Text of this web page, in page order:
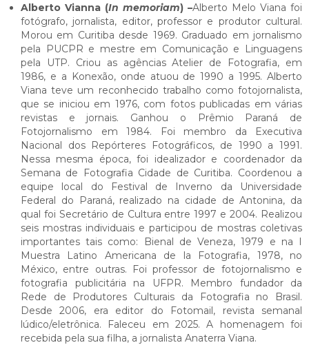
Alberto Vianna (In memoriam) –Alberto Melo Viana foi
fotógrafo, jornalista, editor, professor e produtor cultural.
Morou em Curitiba desde 1969. Graduado em jornalismo
pela PUCPR e mestre em Comunicação e Linguagens
pela UTP. Criou as agências Atelier de Fotografia, em
1986, e a Konexão, onde atuou de 1990 a 1995. Alberto
Viana teve um reconhecido trabalho como fotojornalista,
que se iniciou em 1976, com fotos publicadas em várias
revistas e jornais. Ganhou o Prêmio Paraná de
Fotojornalismo em 1984. Foi membro da Executiva
Nacional dos Repórteres Fotográficos, de 1990 a 1991.
Nessa mesma época, foi idealizador e coordenador da
Semana de Fotografia Cidade de Curitiba. Coordenou a
equipe local do Festival de Inverno da Universidade
Federal do Paraná, realizado na cidade de Antonina, da
qual foi Secretário de Cultura entre 1997 e 2004. Realizou
seis mostras individuais e participou de mostras coletivas
importantes tais como: Bienal de Veneza, 1979 e na I
Muestra Latino Americana de la Fotografia, 1978, no
México, entre outras. Foi professor de fotojornalismo e
fotografia publicitária na UFPR. Membro fundador da
Rede de Produtores Culturais da Fotografia no Brasil.
Desde 2006, era editor do Fotomail, revista semanal
lúdico/eletrônica. Faleceu em 2025. A homenagem foi
recebida pela sua filha, a jornalista Anaterra Viana.